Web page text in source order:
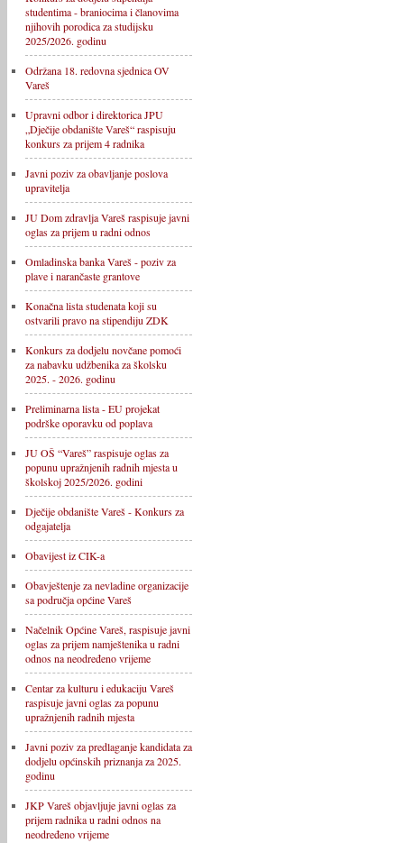
studentima - braniocima i članovima
njihovih porodica za studijsku
2025/2026. godinu
Održana 18. redovna sjednica OV
Vareš
Upravni odbor i direktorica JPU
„Dječije obdanište Vareš“ raspisuju
konkurs za prijem 4 radnika
Javni poziv za obavljanje poslova
upravitelja
JU Dom zdravlja Vareš raspisuje javni
oglas za prijem u radni odnos
Omladinska banka Vareš - poziv za
plave i narančaste grantove
Konačna lista studenata koji su
ostvarili pravo na stipendiju ZDK
Konkurs za dodjelu novčane pomoći
za nabavku udžbenika za školsku
2025. - 2026. godinu
Preliminarna lista - EU projekat
podrške oporavku od poplava
JU OŠ “Vareš” raspisuje oglas za
popunu upražnjenih radnih mjesta u
školskoj 2025/2026. godini
Dječije obdanište Vareš - Konkurs za
odgajatelja
Obavijest iz CIK-a
Obavještenje za nevladine organizacije
sa područja općine Vareš
Načelnik Općine Vareš, raspisuje javni
oglas za prijem namještenika u radni
odnos na neodređeno vrijeme
Centar za kulturu i edukaciju Vareš
raspisuje javni oglas za popunu
upražnjenih radnih mjesta
Javni poziv za predlaganje kandidata za
dodjelu općinskih priznanja za 2025.
godinu
JKP Vareš objavljuje javni oglas za
prijem radnika u radni odnos na
neodređeno vrijeme